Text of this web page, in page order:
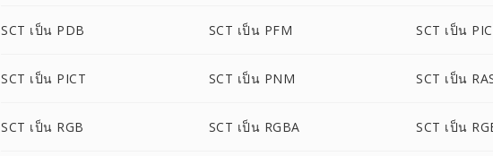
SCT เป็น PDB SCT เป็น PFM SCT เป็น
SCT เป็น PICT SCT เป็น PNM SCT เป็น
SCT เป็น RGB SCT เป็น RGBA SCT เป็น